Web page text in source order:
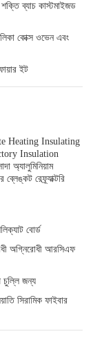
ব্যাচ কাস্টমাইজড
কোক্স ওভেন এবং
ইট
Heating Insulating
Insulation
অ্যালুমিনিয়াম
ব্লেঙ্কট রেফ্র্যাক্টরি
বোর্ড
অগ্নিরোধী আরসিএফ
চুল্লি জন্য
সিরামিক ফাইবার